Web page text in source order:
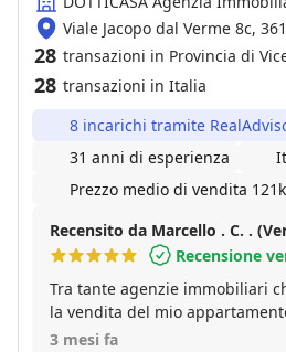
Viale Jacopo dal Verme 8c,
28 transazioni in Provincia di
28 transazioni in Italia
8 incarichi tramite
31 anni di esperienza
Prezzo medio di vendita 121k
Recensito da Marcello . C. .
Recensione
Tra tante agenzie immobiliari
la vendita del mio
fiducia l'agenzia immobiliare
3 mesi fa